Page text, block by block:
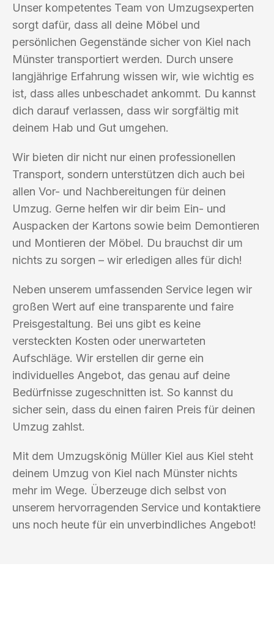
Unser kompetentes Team von Umzugsexperten
sorgt dafür, dass all deine Möbel und
persönlichen Gegenstände sicher von Kiel nach
Münster transportiert werden. Durch unsere
langjährige Erfahrung wissen wir, wie wichtig es
ist, dass alles unbeschadet ankommt. Du kannst
dich darauf verlassen, dass wir sorgfältig mit
deinem Hab und Gut umgehen.
Wir bieten dir nicht nur einen professionellen
Transport, sondern unterstützen dich auch bei
allen Vor- und Nachbereitungen für deinen
Umzug. Gerne helfen wir dir beim Ein- und
Auspacken der Kartons sowie beim Demontieren
und Montieren der Möbel. Du brauchst dir um
nichts zu sorgen – wir erledigen alles für dich!
Neben unserem umfassenden Service legen wir
großen Wert auf eine transparente und faire
Preisgestaltung. Bei uns gibt es keine
versteckten Kosten oder unerwarteten
Aufschläge. Wir erstellen dir gerne ein
individuelles Angebot, das genau auf deine
Bedürfnisse zugeschnitten ist. So kannst du
sicher sein, dass du einen fairen Preis für deinen
Umzug zahlst.
Mit dem Umzugskönig Müller Kiel aus Kiel steht
deinem Umzug von Kiel nach Münster nichts
mehr im Wege. Überzeuge dich selbst von
unserem hervorragenden Service und kontaktiere
uns noch heute für ein unverbindliches Angebot!